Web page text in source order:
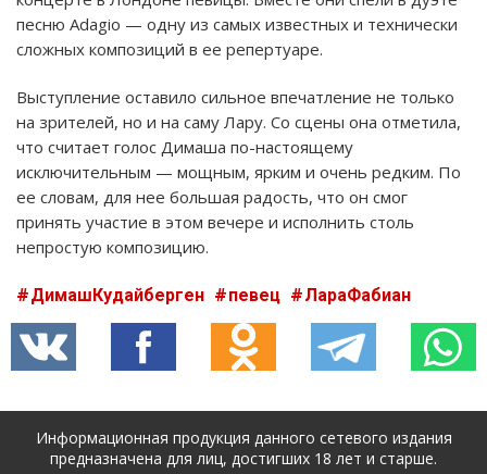
песню Adagio — одну из самых известных и технически
сложных композиций в ее репертуаре.
Выступление оставило сильное впечатление не только
на зрителей, но и на саму Лару. Со сцены она отметила,
что считает голос Димаша по-настоящему
исключительным — мощным, ярким и очень редким. По
ее словам, для нее большая радость, что он смог
принять участие в этом вечере и исполнить столь
непростую композицию.
ДимашКудайберген певец ЛараФабиан
Информационная продукция данного сетевого издания
предназначена для лиц, достигших 18 лет и старше.